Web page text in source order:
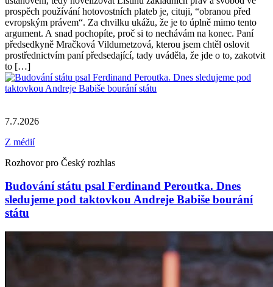
prospěch používání hotovostních plateb je, cituji, “obranou před
evropským právem“. Za chvilku ukážu, že je to úplně mimo tento
argument. A snad pochopíte, proč si to nechávám na konec. Paní
předsedkyně Mračková Vildumetzová, kterou jsem chtěl oslovit
prostřednictvím paní předsedající, tady uváděla, že jde o to, zakotvit
to […]
7.7.2026
Z médií
Rozhovor pro Český rozhlas
Budování státu psal Ferdinand Peroutka. Dnes
sledujeme pod taktovkou Andreje Babiše bourání
státu